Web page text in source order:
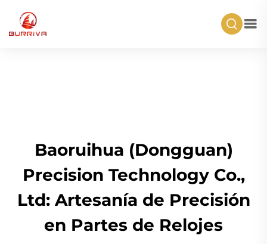
Baoruihua (Dongguan)
Precision Technology Co.,
Ltd: Artesanía de Precisión
en Partes de Relojes